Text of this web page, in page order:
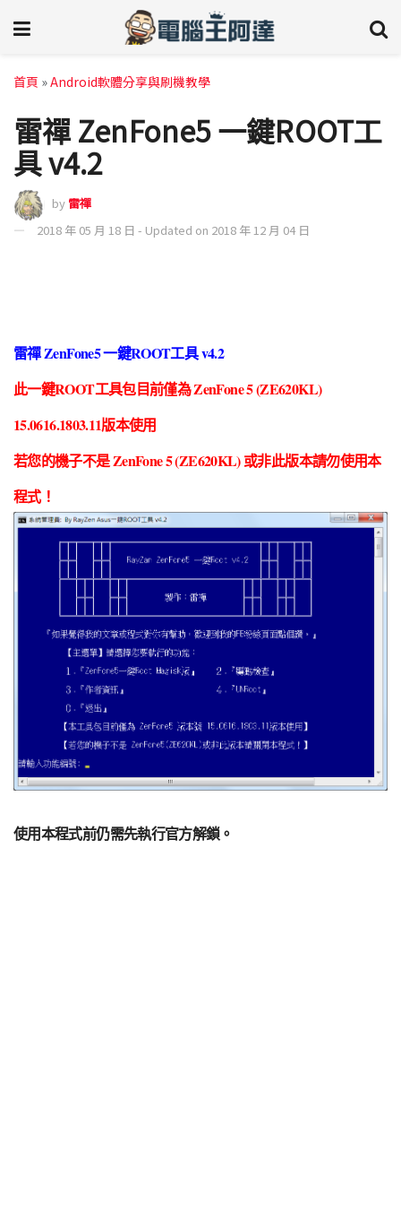
首頁 »Android軟體分享與刷機教學
雷禪 ZenFone5 一鍵ROOT工
具 v4.2
by 雷禪
2018 年 05 月 18 日 - Updated on 2018 年 12 月 04 日
雷禪 ZenFone5 一鍵ROOT工具 v4.2
此一鍵ROOT工具包目前僅為 ZenFone 5 (ZE620KL)
15.0616.1803.11版本使用
若您的機子不是 ZenFone 5 (ZE620KL) 或非此版本請勿使用本
程式！
使用本程式前仍需先執行官方解鎖。